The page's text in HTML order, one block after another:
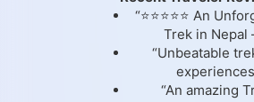
“⭐⭐⭐⭐⭐ An
Trek in Nepal
“Unbeatable
“An amazing